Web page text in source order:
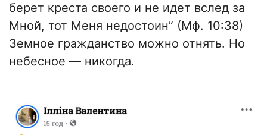
берет креста своего и не идет вслед за
Мной, тот Меня недостоин” (Мф. 10:38)
Земное гражданство можно отнять. Но
небесное — никогда.